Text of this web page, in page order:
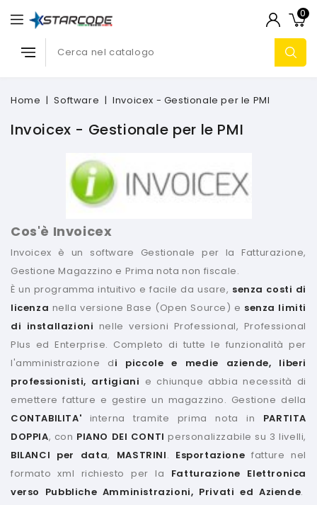
0
Home Software Invoicex - Gestionale per le PMI
Invoicex - Gestionale per le PMI
Cos'è Invoicex
Invoicex è un software Gestionale per la Fatturazione,
Gestione Magazzino e Prima nota non fiscale.
È un programma intuitivo e facile da usare, senza costi di
licenza nella versione Base (Open Source) e senza limiti
di installazioni nelle versioni Professional, Professional
Plus ed Enterprise. Completo di tutte le funzionalità per
l'amministrazione di piccole e medie aziende, liberi
professionisti, artigiani e chiunque abbia necessità di
emettere fatture e gestire un magazzino. Gestione della
CONTABILITA' interna tramite prima nota in PARTITA
DOPPIA, con PIANO DEI CONTI personalizzabile su 3 livelli,
BILANCI per data, MASTRINI. Esportazione fatture nel
formato xml richiesto per la Fatturazione Elettronica
verso Pubbliche Amministrazioni, Privati ed Aziende.